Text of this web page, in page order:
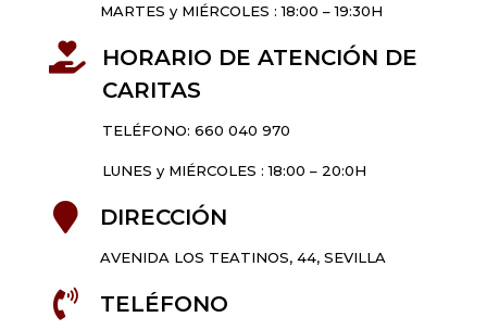
MARTES y MIÉRCOLES : 18:00 – 19:30H

HORARIO DE ATENCIÓN DE
CARITAS
TELÉFONO: 660 040 970
LUNES y MIÉRCOLES : 18:00 – 20:0H
 DIRECCIÓN
AVENIDA LOS TEATINOS, 44, SEVILLA
 TELÉFONO